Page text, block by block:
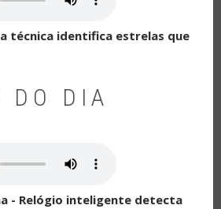
técnica identifica estrelas que
DO DIA
- Relógio inteligente detecta